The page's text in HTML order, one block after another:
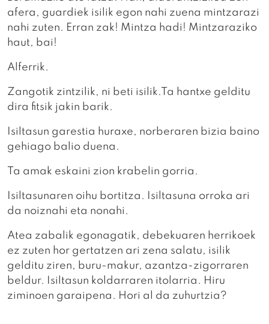
afera, guardiek isilik egon nahi zuena mintzarazi
nahi zuten. Erran zak! Mintza hadi! Mintzaraziko
haut, bai!
Alferrik.
Zangotik zintzilik, ni beti isilik.Ta hantxe gelditu
dira fitsik jakin barik.
Isiltasun garestia huraxe, norberaren bizia baino
gehiago balio duena.
Ta amak eskaini zion krabelin gorria.
Isiltasunaren oihu bortitza. Isiltasuna orroka ari
da noiznahi eta nonahi.
Atea zabalik egonagatik, debekuaren herrikoek
ez zuten hor gertatzen ari zena salatu, isilik
gelditu ziren, buru-makur, azantza-zigorraren
beldur. Isiltasun koldarraren itolarria. Hiru
ziminoen garaipena. Hori al da zuhurtzia?